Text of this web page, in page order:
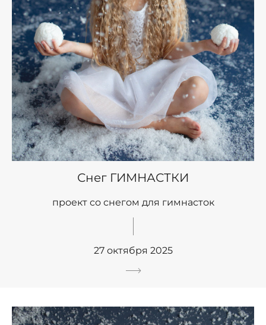
Снег ГИМНАСТКИ
проект со снегом для гимнасток
27 октября 2025